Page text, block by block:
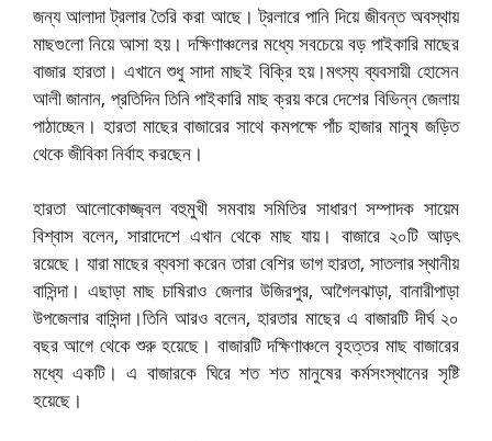
জন্য আলাদা ট্রলার তৈরি করা আছে। ট্রলারে পানি দিয়ে জীবন্ত অবস্থায়
মাছগুলো নিয়ে আসা হয়। দক্ষিণাঞ্চলের মধ্যে সবচেয়ে বড় পাইকারি মাছের
বাজার হারতা। এখানে শুধু সাদা মাছই বিক্রি হয়।মৎস্য ব্যবসায়ী হোসেন
আলী জানান, প্রতিদিন তিনি পাইকারি মাছ ক্রয় করে দেশের বিভিন্ন জেলায়
পাঠাচ্ছেন। হারতা মাছের বাজারের সাথে কমপক্ষে পাঁচ হাজার মানুষ জড়িত
থেকে জীবিকা নির্বাহ করছেন।
হারতা আলোকোজ্জ্বল বহুমুখী সমবায় সমিতির সাধারণ সম্পাদক সায়েম
বিশ্বাস বলেন, সারাদেশে এখান থেকে মাছ যায়। বাজারে ২০টি আড়ৎ
রয়েছে। যারা মাছের ব্যবসা করেন তারা বেশির ভাগ হারতা, সাতলার স্থানীয়
বাসিন্দা। এছাড়া মাছ চাষিরাও জেলার উজিরপুর, আগৈলঝাড়া, বানারীপাড়া
উপজেলার বাসিন্দা।তিনি আরও বলেন, হারতার মাছের এ বাজারটি দীর্ঘ ২০
বছর আগে থেকে শুরু হয়েছে। বাজারটি দক্ষিণাঞ্চলে বৃহত্তর মাছ বাজারের
মধ্যে একটি। এ বাজারকে ঘিরে শত শত মানুষের কর্মসংস্থানের সৃষ্টি
হয়েছে।